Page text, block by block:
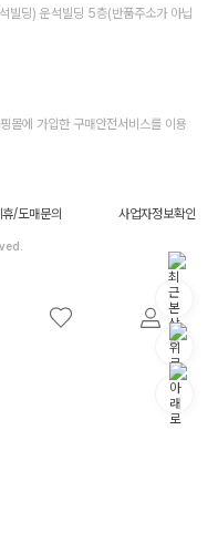
딩) 운석빌딩 5층(반품주소가 아닙
몰에 가입한 구매안전서비스를 이용
/도매문의 사업자정보확인